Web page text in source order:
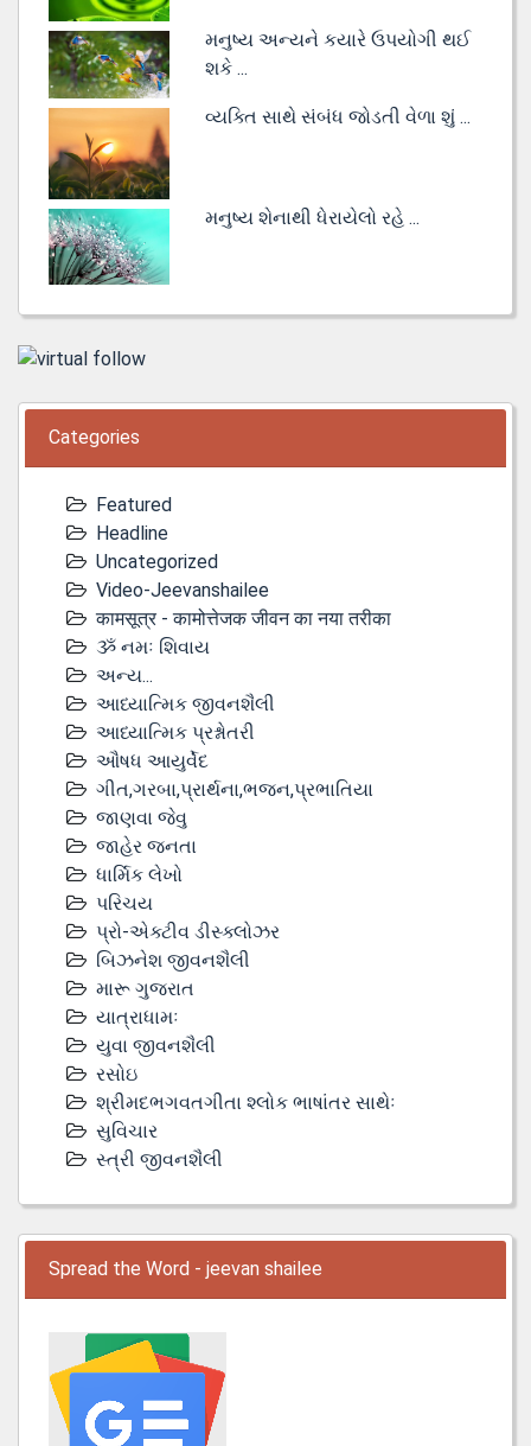
મનુષ્ય અન્યને કયારે ઉપયોગી થઈ
શકે ...
વ્યક્તિ સાથે સંબંધ જોડતી વેળા શું ...
મનુષ્ય શેનાથી ધેરાયેલો રહે ...
Categories
Featured
Headline
Uncategorized
Video-Jeevanshailee
कामसूत्र - कामोत्तेजक जीवन का नया तरीका
ૐ નમઃ શિવાય
અન્ય...
આધ્યાત્મિક જીવનશૈલી
આધ્યાત્મિક પ્રશ્નોતરી
ઔષધ આયુર્વેદ
ગીત,ગરબા,પ્રાર્થના,ભજન,પ્રભાતિયા
જાણવા જેવુ
જાહેર જનતા
ધાર્મિક લેખો
પરિચય
પ્રો-એક્ટીવ ડીસ્‍ક્લોઝર
બિઝનેશ જીવનશૈલી
મારૂ ગુજરાત
યાત્રાધામઃ
યુવા જીવનશૈલી
રસોઇ
શ્રીમદભગવતગીતા શ્લોક ભાષાંતર સાથેઃ
સુવિચાર
સ્ત્રી જીવનશૈલી
Spread the Word - jeevan shailee